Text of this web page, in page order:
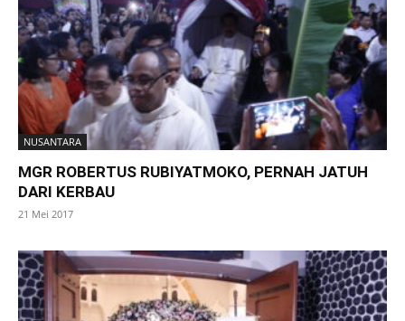
NUSANTARA
MGR ROBERTUS RUBIYATMOKO, PERNAH JATUH
DARI KERBAU
21 Mei 2017